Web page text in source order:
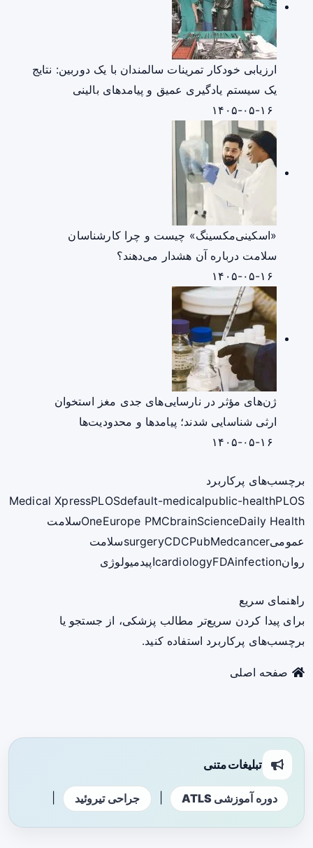
ارزیابی خودکار تمرینات سالمندان با یک دوربین: نتایج
یک سیستم یادگیری عمیق و پیامدهای بالینی
«اسکینی‌مکسینگ» چیست و چرا کارشناسان
سلامت درباره آن هشدار می‌دهند؟
ژن‌های مؤثر در نارسایی‌های جدی مغز استخوان
ارثی شناسایی شدند؛ پیامدها و محدودیت‌ها
برچسب‌های پرکاربرد
Medical XpressPLOSdefault-medicalpublic-healthPLOS
OneEurope PMCbrainScienceDaily Health
سلامت
عمومی
surgeryCDCPubMedcancer
سلامت
روان
cardiologyFDAinfection اپیدمیولوژی
راهنمای سریع
برای پیدا کردن سریع‌تر مطالب پزشکی، از جستجو یا
برچسب‌های پرکاربرد استفاده کنید.
صفحه اصلی
تبلیغات متنی
دوره آموزشی ATLS جراحی تیروئید